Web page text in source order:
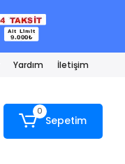
Yardım İletişim
0
Sepetim